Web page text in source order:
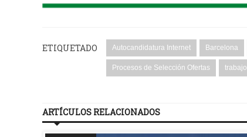
ETIQUETADO Autocandidatura Internet Barcelona
Procesos de Selección Ofertas trabajo
ARTÍCULOS RELACIONADOS